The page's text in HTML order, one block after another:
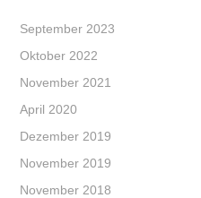
September 2023
Oktober 2022
November 2021
April 2020
Dezember 2019
November 2019
November 2018